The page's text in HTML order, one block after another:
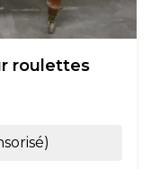
roulettes